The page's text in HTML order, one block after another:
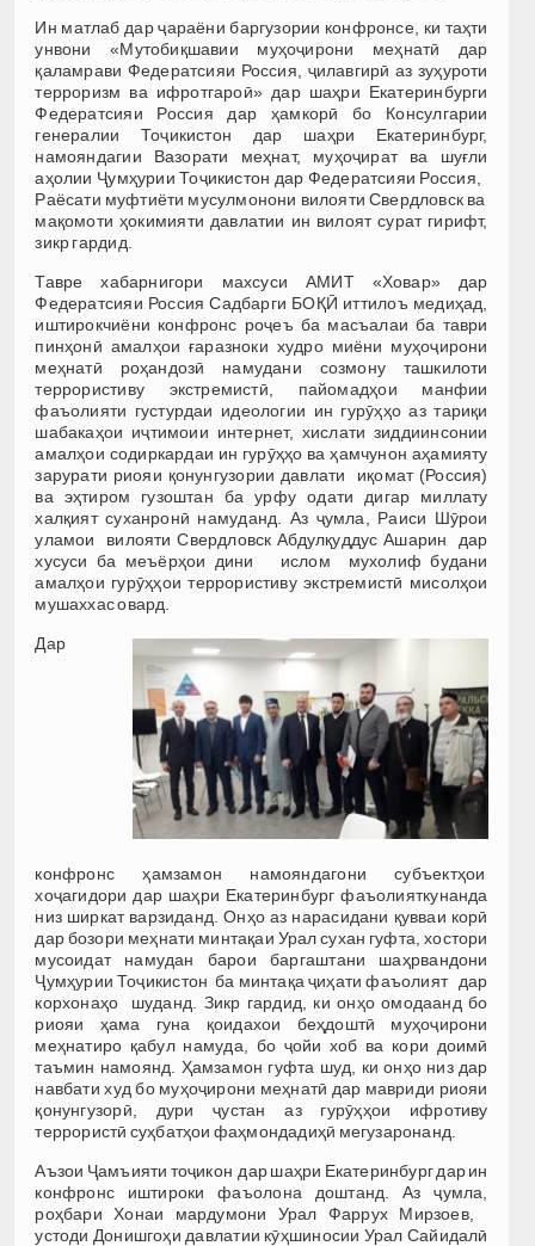
Ин матлаб дар ҷараёни баргузории конфронсе, ки таҳти
унвони «Мутобиқшавии муҳоҷирони меҳнатӣ дар
қаламрави Федератсияи Россия, ҷилавгирӣ аз зуҳуроти
терроризм ва ифротгароӣ» дар шаҳри Екатеринбурги
Федератсияи Россия дар ҳамкорӣ бо Консулгарии
генералии Тоҷикистон дар шаҳри Екатеринбург,
намояндагии Вазорати меҳнат, муҳоҷират ва шуғли
аҳолии Ҷумҳурии Тоҷикистон дар Федератсияи Россия,
Раёсати муфтиёти мусулмонони вилояти Свердловск ва
мақомоти ҳокимияти давлатии ин вилоят сурат гирифт,
зикр гардид.
Тавре хабарнигори махсуси АМИТ «Ховар» дар
Федератсияи Россия Садбарги БОҚӢ иттилоъ медиҳад,
иштирокчиёни конфронс роҷеъ ба масъалаи ба таври
пинҳонӣ амалҳои ғаразноки худро миёни муҳоҷирони
меҳнатӣ роҳандозӣ намудани созмону ташкилоти
террористиву экстремистӣ, пайомадҳои манфии
фаъолияти густурдаи идеологии ин гурӯҳҳо аз тариқи
шабакаҳои иҷтимоии интернет, хислати зиддиинсонии
амалҳои содиркардаи ин гурӯҳҳо ва ҳамчунон аҳамияту
зарурати риояи қонунгузории давлати иқомат (Россия)
ва эҳтиром гузоштан ба урфу одати дигар миллату
халқият суханронӣ намуданд. Аз ҷумла, Раиси Шӯрои
уламои вилояти Свердловск Абдулқуддус Ашарин дар
хусуси ба меъёрҳои дини ислом мухолиф будани
амалҳои гурӯҳҳои террористиву экстремистӣ мисолҳои
мушаххас овард.
Дар
конфронс ҳамзамон намояндагони субъектҳои
хоҷагидори дар шаҳри Екатеринбург фаъолияткунанда
низ ширкат варзиданд. Онҳо аз нарасидани қувваи корӣ
дар бозори меҳнати минтақаи Урал сухан гуфта, хостори
мусоидат намудан барои баргаштани шаҳрвандони
Ҷумҳурии Тоҷикистон ба минтақа ҷиҳати фаъолият дар
корхонаҳо шуданд. Зикр гардид, ки онҳо омодаанд бо
риояи ҳама гуна қоидахои беҳдоштӣ муҳоҷирони
меҳнатиро қабул намуда, бо ҷойи хоб ва кори доимӣ
таъмин намоянд. Ҳамзамон гуфта шуд, ки онҳо низ дар
навбати худ бо муҳоҷирони меҳнатӣ дар мавриди риояи
қонунгузорӣ, дури ҷустан аз гурӯҳҳои ифротиву
террористӣ суҳбатҳои фаҳмондадиҳӣ мегузаронанд.
Аъзои Ҷамъияти тоҷикон дар шаҳри Екатеринбург дар ин
конфронс иштироки фаъолона доштанд. Аз ҷумла,
роҳбари Хонаи мардумони Урал Фаррух Мирзоев,
устоди Донишгоҳи давлатии кӯҳшиносии Урал Сайидалӣ